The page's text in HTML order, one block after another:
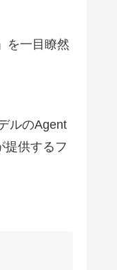
を一目瞭然
ルのAgent
提供するフ